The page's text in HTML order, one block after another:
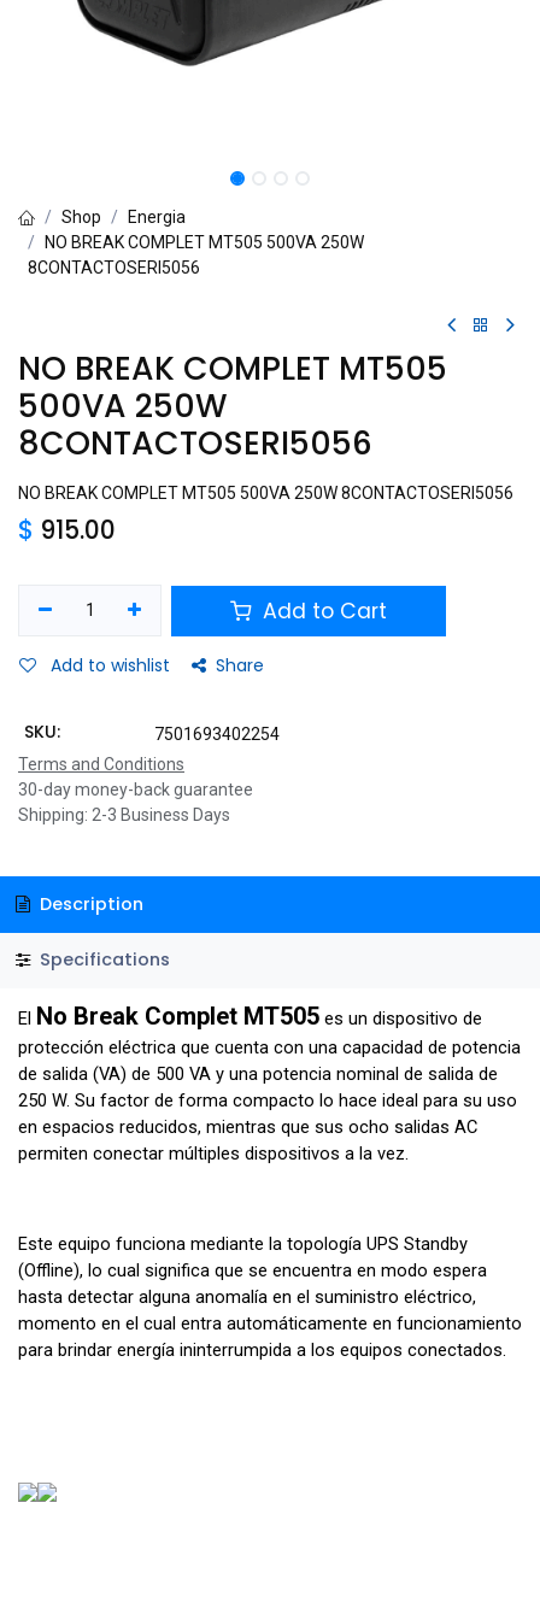
Shop
Energia
NO BREAK COMPLET MT505 500VA 250W
8CONTACTOSERI5056
NO BREAK COMPLET MT505
500VA 250W
8CONTACTOSERI5056
NO BREAK COMPLET MT505 500VA 250W 8CONTACTOSERI5056
$ 915.00
Add to Cart
Add to wishlist Share
SKU:
7501693402254
Terms and Conditions
30-day money-back guarantee
Shipping: 2-3 Business Days
Description
Specifications
El No Break Complet MT505 es un dispositivo de
protección eléctrica que cuenta con una capacidad de potencia
de salida (VA) de 500 VA y una potencia nominal de salida de
250 W. Su factor de forma compacto lo hace ideal para su uso
en espacios reducidos, mientras que sus ocho salidas AC
permiten conectar múltiples dispositivos a la vez.
Este equipo funciona mediante la topología UPS Standby
(Offline), lo cual significa que se encuentra en modo espera
hasta detectar alguna anomalía en el suministro eléctrico,
momento en el cual entra automáticamente en funcionamiento
para brindar energía ininterrumpida a los equipos conectados.